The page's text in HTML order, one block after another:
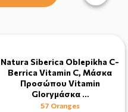
Natura Siberica Oblepikha C-
Berrica Vitamin C, Μάσκα
Προσώπου Vitamin
Gloryμάσκα …
57 Oranges